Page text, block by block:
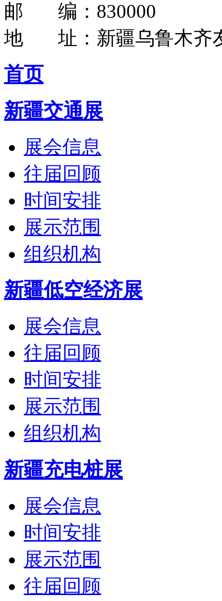
邮 编：830000
地 址：新疆乌鲁木齐
首页
新疆交通展
展会信息
往届回顾
时间安排
展示范围
组织机构
新疆低空经济展
展会信息
往届回顾
时间安排
展示范围
组织机构
新疆充电桩展
展会信息
时间安排
展示范围
往届回顾